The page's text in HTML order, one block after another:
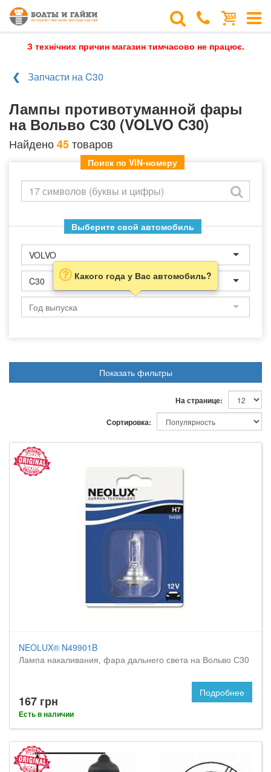
З технічних причин магазин тимчасово не працює.
Запчасти на C30
Лампы противотуманной фары
на Вольво С30 (VOLVO C30)
Найдено45товаров
Поиск по VIN-номеру
Выберите свой автомобиль
VOLVO
C30 Какого года у Вас автомобиль?
Показать фильтры
На странице:
Сортировка:
NEOLUX® N49901B
Лампа накаливания, фара дальнего света на Вольво С30
167 грн
Есть в наличии
Подробнее